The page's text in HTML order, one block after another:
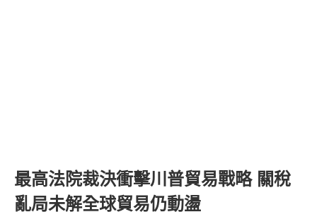
最高法院裁決衝擊川普貿易戰略 關稅
亂局未解全球貿易仍動盪